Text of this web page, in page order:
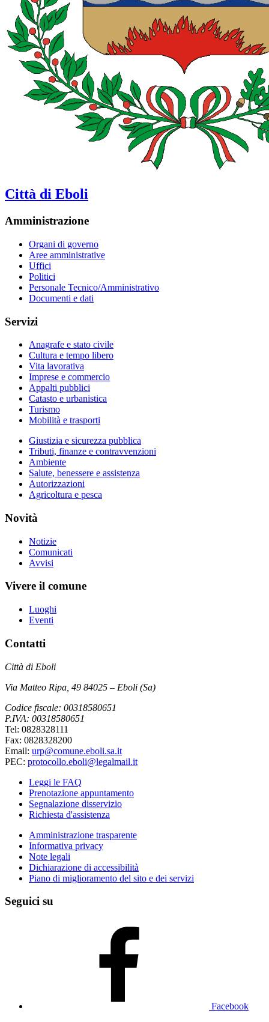
Città di Eboli
Amministrazione
Organi di governo
Aree amministrative
Uffici
Politici
Personale Tecnico/Amministrativo
Documenti e dati
Servizi
Anagrafe e stato civile
Cultura e tempo libero
Vita lavorativa
Imprese e commercio
Appalti pubblici
Catasto e urbanistica
Turismo
Mobilità e trasporti
Giustizia e sicurezza pubblica
Tributi, finanze e contravvenzioni
Ambiente
Salute, benessere e assistenza
Autorizzazioni
Agricoltura e pesca
Novità
Notizie
Comunicati
Avvisi
Vivere il comune
Luoghi
Eventi
Contatti
Città di Eboli
Via Matteo Ripa, 49 84025 – Eboli (Sa)
Codice fiscale: 00318580651
P.IVA: 00318580651
Tel: 0828328111
Fax: 0828328200
Email: urp@comune.eboli.sa.it
PEC: protocollo.eboli@legalmail.it
Leggi le FAQ
Prenotazione appuntamento
Segnalazione disservizio
Richiesta d'assistenza
Amministrazione trasparente
Informativa privacy
Note legali
Dichiarazione di accessibilità
Piano di miglioramento del sito e dei servizi
Seguici su
Facebook